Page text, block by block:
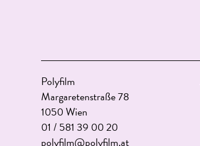
Polyfilm
Margaretenstraße 78
1050 Wien
01 / 581 39 00 20
polyfilm@polyfilm.at